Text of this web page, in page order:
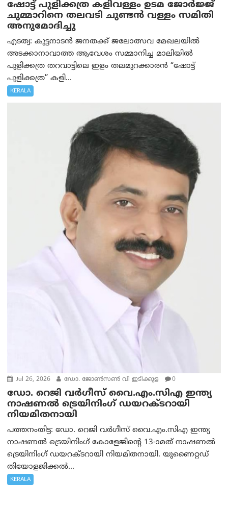
ഷോട്ട് പുളിക്കത്ര കളിവള്ളം ഉടമ ജോർജ്ജ്
ചുമ്മാറിനെ തലവടി ചുണ്ടൻ വള്ളം സമിതി
അനുമോദിച്ചു
എടത്വ: കുട്ടനാടൻ ജനതക്ക് ജലോത്സവ മേഖലയില്‍
അടക്കാനാവാത്ത ആവേശം സമ്മാനിച്ച മാലിയിൽ
പുളിക്കത്ര തറവാട്ടിലെ ഇളം തലമുറക്കാരൻ “ഷോട്ട്
പുളിക്കത്ര” കളി...
KERALA
Jul 26, 2026 ഡോ. ജോണ്‍സണ്‍ വി ഇടിക്കുള 0
ഡോ. റെജി വർഗീസ് വൈ.എം.സിഎ ഇന്ത്യ
നാഷണൽ ട്രെയിനിംഗ് ഡയറക്ടറായി
നിയമിതനായി
പത്തനംതിട്ട: ഡോ. റെജി വർഗീസ് വൈ.എം.സിഎ ഇന്ത്യ
നാഷണൽ ട്രെയിനിംഗ് കോളേജിന്റെ 13-ാമത് നാഷണൽ
ട്രെയിനിംഗ് ഡയറക്ടറായി നിയമിതനായി. യുണൈറ്റഡ്
തിയോളജിക്കൽ...
KERALA